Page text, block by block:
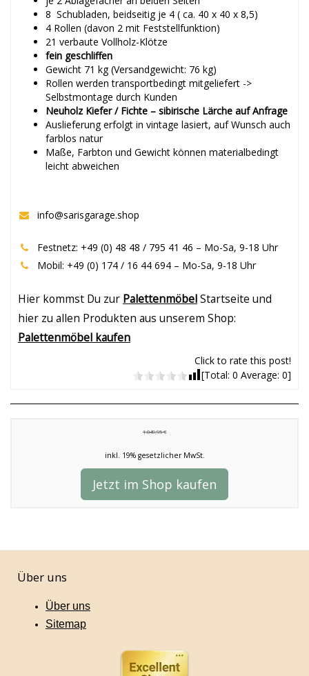
8 Schubladen, beidseitig je 4 ( ca. 40 x 40 x 8,5)
4 Rollen (davon 2 mit Feststellfunktion)
21 verbaute Vollholz-Klötze
fein geschliffen
Gewicht 71 kg (Versandgewicht: 76 kg)
Rollen werden transportbedingt mitgeliefert ->
Selbstmontage durch Kunden
Neuholz Kiefer / Fichte – sibirische Lärche auf Anfrage
Auslieferung erfolgt in vintage lasiert, auf Wunsch auch
farblos natur
Maße, Farbton und Gewicht können materialbedingt
leicht abweichen
info@sarisgarage.shop
Festnetz: +49 (0) 48 48 / 795 41 46 – Mo-Sa, 9-18 Uhr
Mobil: +49 (0) 174 / 16 44 694 – Mo-Sa, 9-18 Uhr
Hier kommst Du zur PalettenmöbelStartseite und
hier zu allen Produkten aus unserem Shop:
Palettenmöbel kaufen
Click to rate this post!
[Total: 0 Average: 0]
1.049,95 €
inkl. 19% gesetzlicher MwSt.
Jetzt im Shop kaufen
Über uns
Über uns
Sitemap